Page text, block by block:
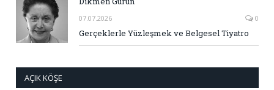
07.07.2026 0
Gerçeklerle Yüzleşmek ve Belgesel Tiyatro
AÇIK KÖŞE